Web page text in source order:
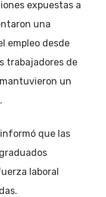
expuestas a
una
empleo desde
trabajadores de
un
que las
laboral